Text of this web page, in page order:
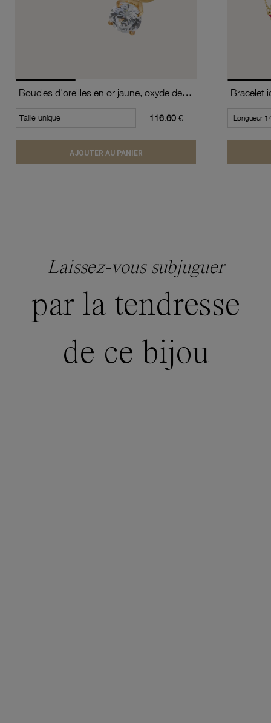
Boucles d'oreilles en or jaune, oxyde de zirconium (moyen modèle).
Taille unique 116.60 €
AJOUTER AU PANIER
Bracelet
Laissez-vous subjuguer
par la tendresse
de ce bijou